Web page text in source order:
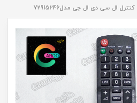
کنترل ال سی دی ال جی مدل72915246